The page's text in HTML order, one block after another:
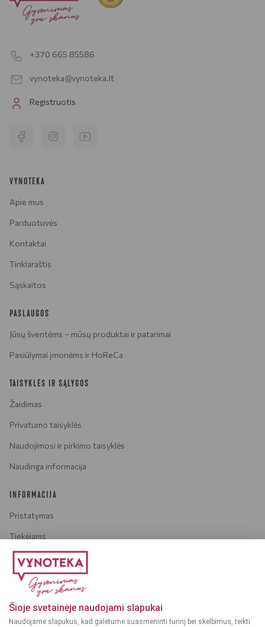
Šioje svetainėje naudojami slapukai
Naudojame slapukus, kad galėtume suasmeninti turinį bei skelbimus, teikti
+370 665 85586
vynoteka@vynoteka.lt
Registruotis
VYNOTEKA
Apie mus
Parduotuvės
Kontaktai
Tinklaraštis
Sąskaitos
PASLAUGOS
Jūsų šventėms – mūsų produktai ir patarimai
Pasiūlymai įmonėms ir HoReCa
TAISYKLĖS IR SĄLYGOS
Žaidimas
Privatumo taisyklės
Naudojimosi ir pirkimo taisyklės
Naudinga informacija
INFORMACIJA
Pristatymas
Tiekėjams
Karjera
Dažniausiai užduodami klausimai
Dėmesio!
Alkoholinius gėrimus gali įsigyti tik asmenys,